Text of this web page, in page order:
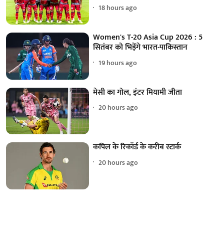
18 hours ago
Women's T-20 Asia Cup 2026 : 5
सितंबर को भिड़ेंगे भारत-पाकिस्तान
19 hours ago
मेसी का गोल, इंटर मियामी जीता
20 hours ago
कपिल के रिकॉर्ड के करीब स्टार्क
20 hours ago